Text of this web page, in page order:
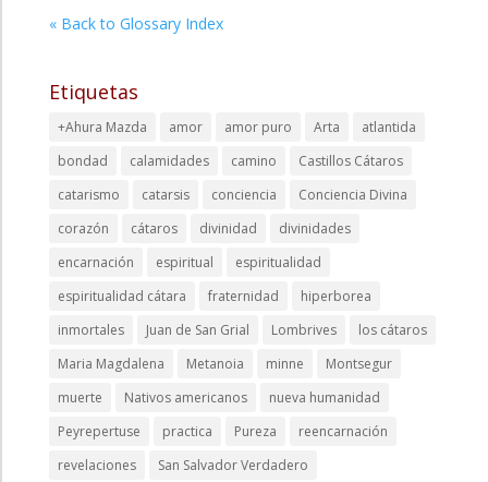
« Back to Glossary Index
Etiquetas
+Ahura Mazda amor amor puro Arta
atlantida
bondad
calamidades camino
Castillos Cátaros
catarismo
catarsis conciencia
Conciencia Divina
corazón
cátaros divinidad
divinidades
encarnación
espiritual
espiritualidad
espiritualidad cátara
fraternidad
hiperborea
inmortales
Juan de San Grial Lombrives
los cátaros
Maria Magdalena
Metanoia minne
Montsegur
muerte
Nativos americanos
nueva humanidad
Peyrepertuse
practica Pureza
reencarnación
revelaciones
San Salvador Verdadero